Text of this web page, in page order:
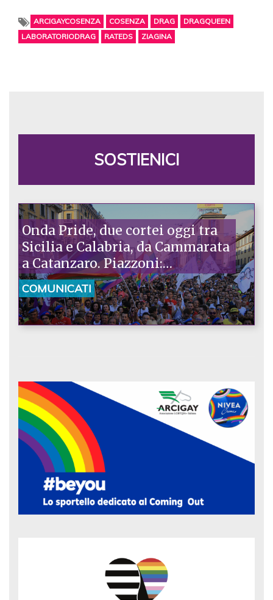
ARCIGAYCOSENZA COSENZA DRAG
DRAGQUEEN
LABORATORIODRAG
RATEDS ZIAGINA
SOSTIENICI
Onda Pride, due cortei oggi tra
Sicilia e Calabria, da Cammarata
a Catanzaro. Piazzoni:
«Raccontano la nostra
ostinazione»
COMUNICATI